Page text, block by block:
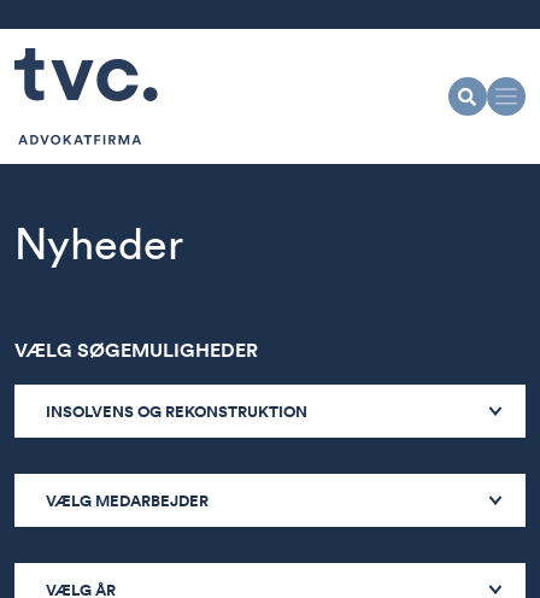
Nyheder
VÆLG SØGEMULIGHEDER
INSOLVENS OG REKONSTRUKTION
VÆLG MEDARBEJDER
VÆLG ÅR